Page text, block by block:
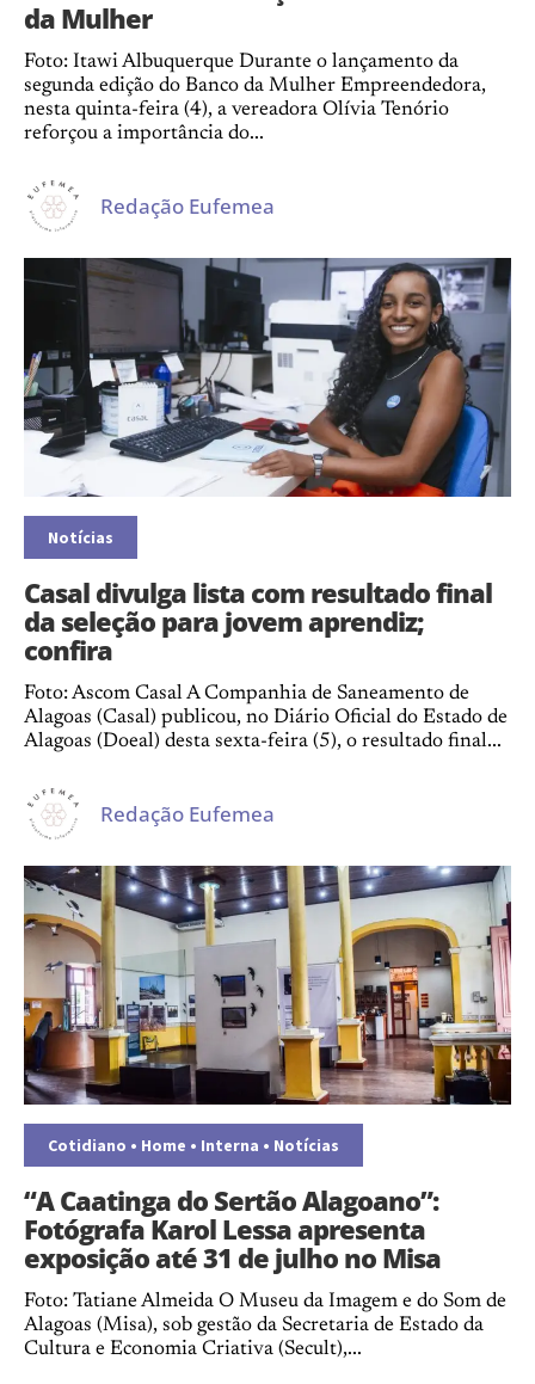
da Mulher
Foto: Itawi Albuquerque Durante o lançamento da
segunda edição do Banco da Mulher Empreendedora,
nesta quinta-feira (4), a vereadora Olívia Tenório
reforçou a importância do...
Redação Eufemea
Notícias
Casal divulga lista com resultado final
da seleção para jovem aprendiz;
confira
Foto: Ascom Casal A Companhia de Saneamento de
Alagoas (Casal) publicou, no Diário Oficial do Estado de
Alagoas (Doeal) desta sexta-feira (5), o resultado final...
Redação Eufemea
Cotidiano • Home • Interna • Notícias
“A Caatinga do Sertão Alagoano”:
Fotógrafa Karol Lessa apresenta
exposição até 31 de julho no Misa
Foto: Tatiane Almeida O Museu da Imagem e do Som de
Alagoas (Misa), sob gestão da Secretaria de Estado da
Cultura e Economia Criativa (Secult),...